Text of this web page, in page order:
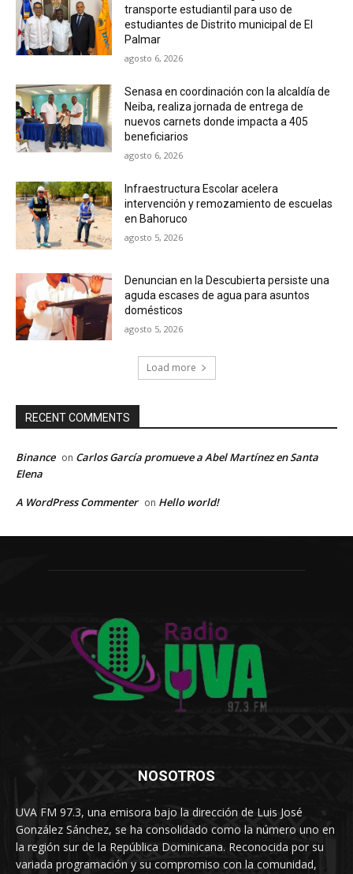
transporte estudiantil para uso de
estudiantes de Distrito municipal de El
Palmar
agosto 6, 2026
Senasa en coordinación con la alcaldía de
Neiba, realiza jornada de entrega de
nuevos carnets donde impacta a 405
beneficiarios
agosto 6, 2026
Infraestructura Escolar acelera
intervención y remozamiento de escuelas
en Bahoruco
agosto 5, 2026
Denuncian en la Descubierta persiste una
aguda escases de agua para asuntos
domésticos
agosto 5, 2026
Load more
RECENT COMMENTS
Binance on Carlos García promueve a Abel Martínez en Santa
Elena
A WordPress Commenter on Hello world!
NOSOTROS
UVA FM 97.3, una emisora bajo la dirección de Luis José
González Sánchez, se ha consolidado como la número uno en
la región sur de la República Dominicana. Reconocida por su
variada programación y su compromiso con la comunidad,